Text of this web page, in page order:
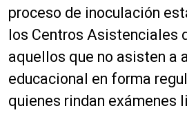
proceso de inoculación
los Centros Asistenciales
aquellos que no asisten a
educacional en forma
quienes rindan exámenes